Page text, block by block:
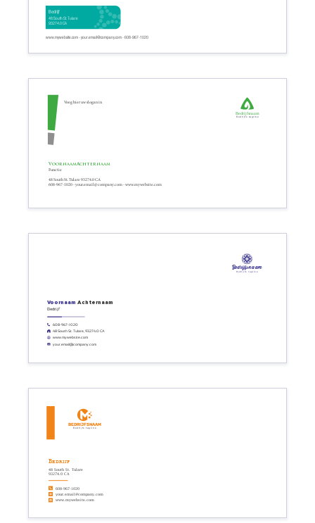
www.mywebsite.com - your.email@company.com - 608-967-1020
48 South St. Tulare
93274.0 CA
Bedrijf
608-967-1020 - your.email@company.com - www.mywebsite.com
48 South St. Tulare 93274.0 CA
VoornaamAchternaam
Functie
Voeg hier uw slogan in
Bedrijfsnaam
Bedrijfs tagline
your.email@company.com
www.mywebsite.com
Bedrijf
608-967-1020
48 South St. Tulare, 93274.0 CA
Voornaam Achternaam
Bedrijfsnaam
Bedrijfs tagline
www.mywebsite.com
48 South St. Tulare
93274.0 CA
608-967-1020
your.email@company.com
Bedrijf
Bedrijfsnaam
Bedrijfs tagline